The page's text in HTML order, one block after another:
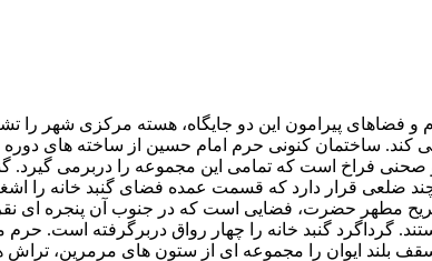
و فضاهاى پیرامون این دو جایگاه، هسته مرکزى شهر
کند. ساختمان کنونى حرم امام حسین از ساخته هاى دوره
صحنى فراخ است که تمامى این مجموعه را دربرمى گیرد.
ضلعى قرار دارد که قسمت عمده فضاى گنبد خانه را
مطهر حضرت، فضایى است که در جنوب آن پنجره اى
گرداگرد گنبد خانه را چهار رواق دربرگرفته است.
بلند ایوان را مجموعه اى از ستون هاى مرمرین، تراش